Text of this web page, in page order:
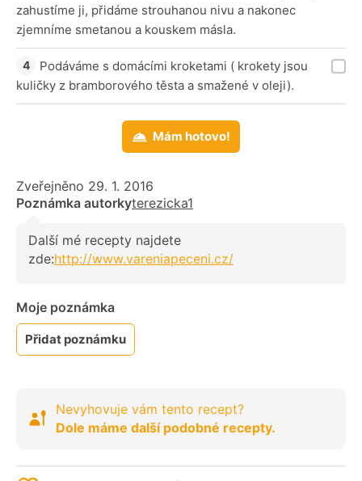
zahustíme ji, přidáme strouhanou nivu a nakonec
zjemníme smetanou a kouskem másla.
Podáváme s domácími kroketami ( krokety jsou
kuličky z bramborového těsta a smažené v oleji).
Mám hotovo!
Zveřejněno 29. 1. 2016
Poznámka autorkyterezicka1
Další mé recepty najdete
zde:http://www.vareniapeceni.cz/
Moje poznámka
Přidat poznámku
Nevyhovuje vám tento recept?
Dole máme další podobné recepty.